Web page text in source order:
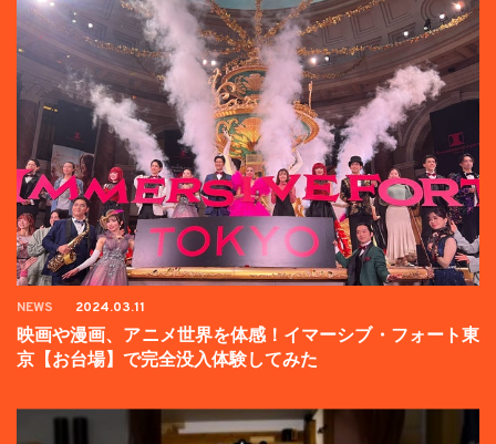
NEWS 2024.03.11
映画や漫画、アニメ世界を体感！イマーシブ・フォート東
京【お台場】で完全没入体験してみた